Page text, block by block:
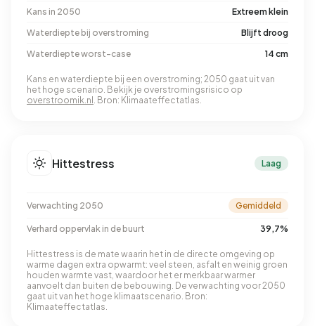
Kans in 2050
Extreem klein
Waterdiepte bij overstroming
Blijft droog
Waterdiepte worst-case
14 cm
Kans en waterdiepte bij een overstroming; 2050 gaat uit van
het hoge scenario. Bekijk je overstromingsrisico op
overstroomik.nl . Bron: Klimaateffectatlas.
Hittestress Laag
Verwachting 2050 Gemiddeld
Verhard oppervlak in de buurt 39,7%
Hittestress is de mate waarin het in de directe omgeving op
warme dagen extra opwarmt: veel steen, asfalt en weinig groen
houden warmte vast, waardoor het er merkbaar warmer
aanvoelt dan buiten de bebouwing. De verwachting voor 2050
gaat uit van het hoge klimaatscenario. Bron:
Klimaateffectatlas.